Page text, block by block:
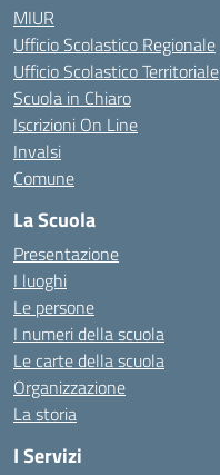
MIUR
Ufficio Scolastico Regionale
Ufficio Scolastico Territoriale
Scuola in Chiaro
Iscrizioni On Line
Invalsi
Comune
La Scuola
Presentazione
I luoghi
Le persone
I numeri della scuola
Le carte della scuola
Organizzazione
La storia
I Servizi